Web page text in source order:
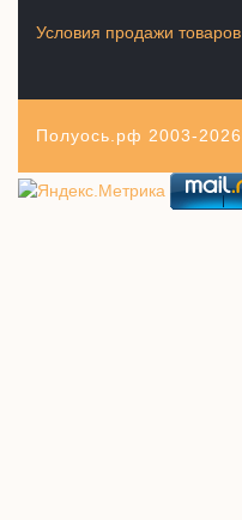
Условия продажи товаров
Полуось.рф 2003-2026